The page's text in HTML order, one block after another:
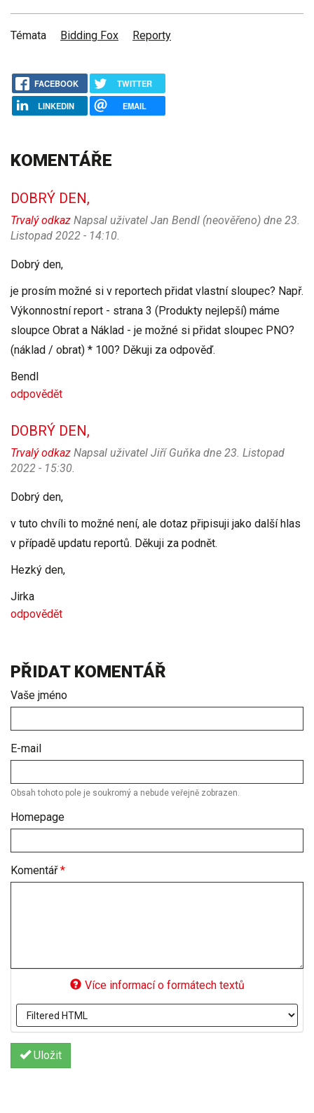
Témata Bidding Fox Reporty
FACEBOOK
TWITTER
LINKEDIN
EMAIL
KOMENTÁŘE
DOBRÝ DEN,
Trvalý odkaz Napsal uživatel Jan Bendl (neověřeno) dne 23.
Listopad 2022 - 14:10.
Dobrý den,
je prosím možné si v reportech přidat vlastní sloupec? Např.
Výkonnostní report - strana 3 (Produkty nejlepší) máme
sloupce Obrat a Náklad - je možné si přidat sloupec PNO?
(náklad / obrat) * 100? Děkuji za odpověď.
Bendl
odpovědět
DOBRÝ DEN,
Trvalý odkaz Napsal uživatel Jiří Guňka dne 23. Listopad
2022 - 15:30.
Dobrý den,
v tuto chvíli to možné není, ale dotaz připisuji jako další hlas
v případě updatu reportů. Děkuji za podnět.
Hezký den,
Jirka
odpovědět
PŘIDAT KOMENTÁŘ
Vaše jméno
E-mail
Obsah tohoto pole je soukromý a nebude veřejně zobrazen.
Homepage
Komentář*
Více informací o formátech textů
Uložit